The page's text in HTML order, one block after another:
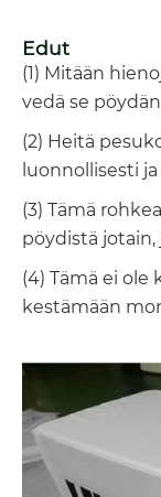
Edut
(1) Mitään
vedä se
(2) Heitä
luonnollisesti
(3) Tämä
pöydistä
(4) Tämä ei
kestämään